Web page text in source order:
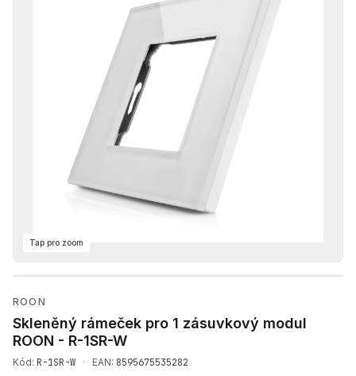
Tap pro zoom
ROON
Skleněný rámeček pro 1 zásuvkový modul
ROON - R-1SR-W
Kód: R-1SR-W · EAN: 8595675535282